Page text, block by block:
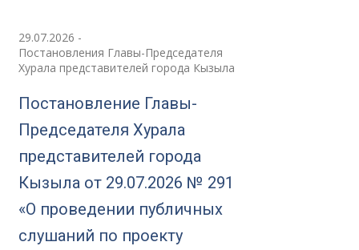
29.07.2026 -
Постановления Главы-Председателя
Хурала представителей города Кызыла
Постановление Главы-
Председателя Хурала
представителей города
Кызыла от 29.07.2026 № 291
«О проведении публичных
слушаний по проекту